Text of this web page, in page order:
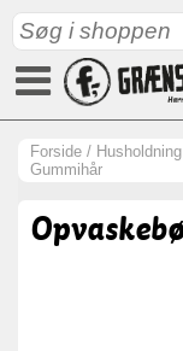
Forside / Husholdning
Gummihår